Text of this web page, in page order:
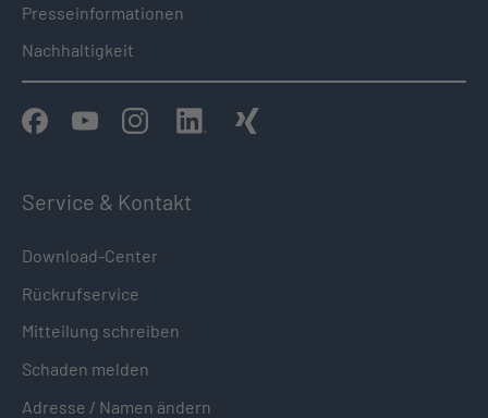
Presseinformationen
Nachhaltigkeit
Service & Kontakt
Download-Center
Rückrufservice
Mitteilung schreiben
Schaden melden
Adresse / Namen ändern